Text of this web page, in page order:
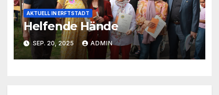
AKTUELL IN ERFTSTADT
Helfende Hände
SEP. 20, 2025 ADMIN